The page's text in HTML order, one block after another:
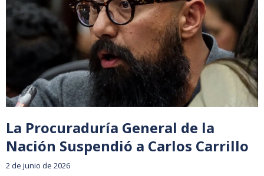
La Procuraduría General de la
Nación Suspendió a Carlos Carrillo
2 de junio de 2026